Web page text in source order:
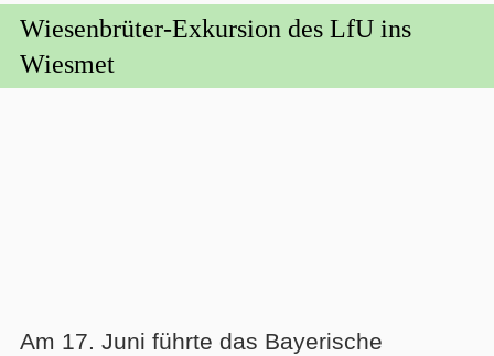
Wiesenbrüter-Exkursion des LfU ins
Wiesmet
Am 17. Juni führte das Bayerische